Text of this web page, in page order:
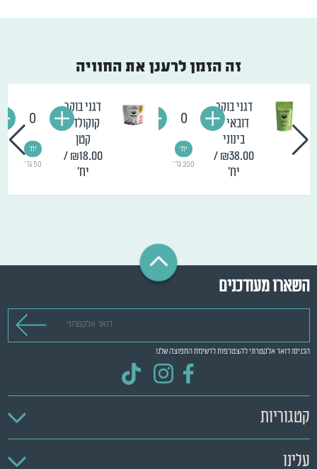
זה הזמן לרענן את החוויה
דגני בוקר
דובאי -
בינוני
₪38.00
/
יח'
200 גר'
יח'
0
דגני בוקר
קוקולד -
קטן
₪18.00
/
יח'
50 גר'
יח'
0
השארו מעודכנים
הכניסו דואר אלקטרוני להצטרפות לרשימת התפוצה שלנו
קטגוריות
עלינו